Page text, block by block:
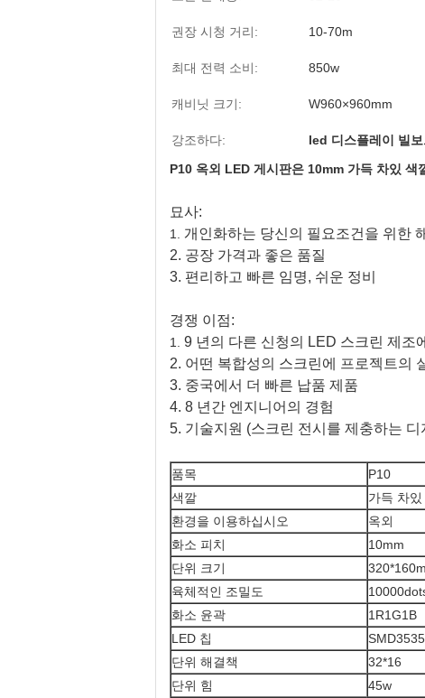
권장 시청 거리: 10-70m
최대 전력 소비: 850w
캐비닛 크기: W960×960mm
강조하다: led 디스플레이 빌
P10 옥외 LED 게시판은 10mm 가득 차있
묘사:
1. 개인화하는 당신의 필요조건을 위한
2. 공장 가격과 좋은 품질
3. 편리하고 빠른 임명, 쉬운 정비
경쟁 이점:
1. 9 년의 다른 신청의 LED 스크린 제조
2. 어떤 복합성의 스크린에 프로젝트의
3. 중국에서 더 빠른 납품 제품
4. 8 년간 엔지니어의 경험
5. 기술지원 (스크린 전시를 제충하는 디
품목
P10
색깔
가득 차
환경을 이용하십시오
옥외
화소 피치
10mm
단위 크기
육체적인 조밀도
화소 윤곽
1R1G1B
LED 칩
SMD3535
단위 해결책
32*16
단위 힘
45w